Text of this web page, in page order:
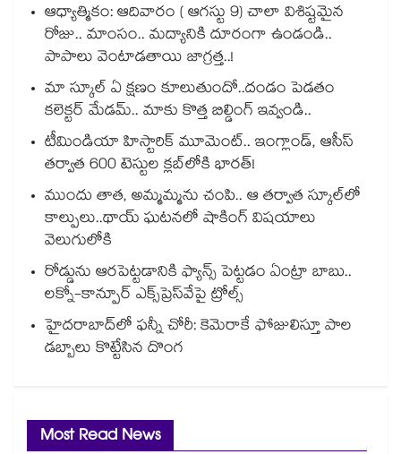
ఆధ్యాత్మికం: ఆదివారం ( ఆగస్టు 9) చాలా విశిష్టమైన
రోజు.. మాంసం.. మద్యానికి దూరంగా ఉండండి..
పాపాలు వెంటాడతాయి జాగ్రత్త..!
మా స్కూల్ ఏ క్షణం కూలుతుందో..దండం పెడతం
కలెక్టర్ మేడమ్.. మాకు కొత్త బిల్డింగ్ ఇవ్వండి..
టీమిండియా హిస్టారిక్ మూమెంట్.. ఇంగ్లాండ్, ఆసీస్
తర్వాత 600 టెస్టుల క్లబ్‌లోకి భారత్!
ముందు తాత, అమ్మమ్మను చంపి.. ఆ తర్వాత స్కూల్‌లో
కాల్పులు..థాయ్ ఘటనలో షాకింగ్ విషయాలు
వెలుగులోకి
రోడ్డును ఆరపెట్టడానికి ఫ్యాన్స్ పెట్టడం ఏంట్రా బాబు..
లక్నో-కాన్పూర్ ఎక్స్‌ప్రెస్‌వేపై ట్రోల్స్
హైదరాబాద్‌లో ఫన్నీ చోరీ: కెమెరాకే ఫోజులిస్తూ పాల
డబ్బాలు కొట్టేసిన దొంగ
Most Read News